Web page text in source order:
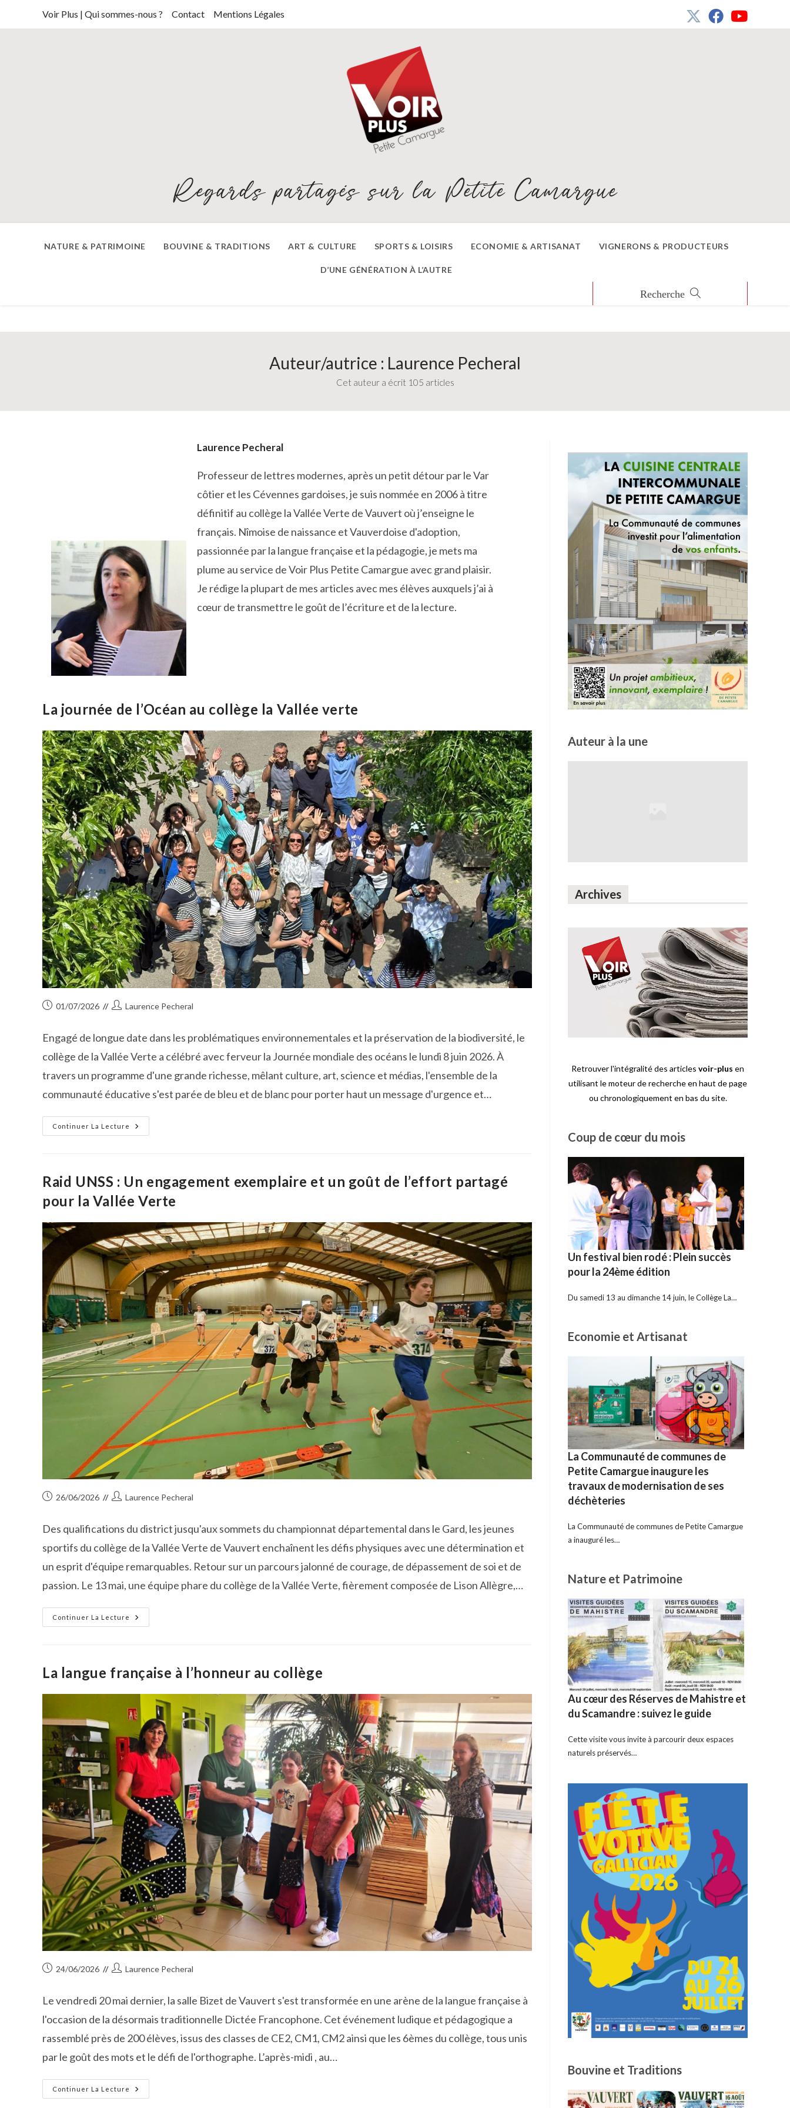
Voir Plus | Qui sommes-nous ? Contact Mentions Légales
Regards partagés sur la Petite Camargue
NATURE & PATRIMOINE BOUVINE & TRADITIONS ART & CULTURE SPORTS & LOISIRS ECONOMIE & ARTISANAT VIGNERONS & PRODUCTEURS
D’UNE GÉNÉRATION À L’AUTRE
Auteur/autrice : Laurence Pecheral
Cet auteur a écrit 105 articles
Laurence Pecheral
Professeur de lettres modernes, après un petit détour par le Var
côtier et les Cévennes gardoises, je suis nommée en 2006 à titre
définitif au collège la Vallée Verte de Vauvert où j’enseigne le
français. Nîmoise de naissance et Vauverdoise d'adoption,
passionnée par la langue française et la pédagogie, je mets ma
plume au service de Voir Plus Petite Camargue avec grand plaisir.
Je rédige la plupart de mes articles avec mes élèves auxquels j’ai à
cœur de transmettre le goût de l’écriture et de la lecture.
La journée de l’Océan au collège la Vallée verte
Publication
01/07/2026
Auteur/autrice
publication :
Laurence Pecheral
Engagé de longue date dans les problématiques environnementales et la préservation de la biodiversité, le
collège de la Vallée Verte a célébré avec ferveur la Journée mondiale des océans le lundi 8 juin 2026. À
travers un programme d'une grande richesse, mêlant culture, art, science et médias, l'ensemble de la
communauté éducative s'est parée de bleu et de blanc pour porter haut un message d'urgence et…
Continuer La Lecture
La
Journée
La
Vallée
Raid UNSS : Un engagement exemplaire et un goût de l’effort partagé
pour la Vallée Verte
Publication
26/06/2026
Auteur/autrice
publication :
Laurence Pecheral
Des qualifications du district jusqu'aux sommets du championnat départemental dans le Gard, les jeunes
sportifs du collège de la Vallée Verte de Vauvert enchaînent les défis physiques avec une détermination et
un esprit d'équipe remarquables. Retour sur un parcours jalonné de courage, de dépassement de soi et de
passion. Le 13 mai, une équipe phare du collège de la Vallée Verte, fièrement composée de Lison Allègre,…
Continuer La Lecture
Raid
UNSS
Un
Goût
L’effort
Partagé
Pour
La
Vallée
Verte
La langue française à l’honneur au collège
Publication
24/06/2026
Auteur/autrice
publication :
Laurence Pecheral
Le vendredi 20 mai dernier, la salle Bizet de Vauvert s'est transformée en une arène de la langue française à
l'occasion de la désormais traditionnelle Dictée Francophone. Cet événement ludique et pédagogique a
rassemblé près de 200 élèves, issus des classes de CE2, CM1, CM2 ainsi que les 6èmes du collège, tous unis
par le goût des mots et le défi de l'orthographe. L’après-midi , au…
Continuer La Lecture
La
Langue
Auteur à la une
Archives
Retrouver l'intégralité des articles voir-plus en
utilisant le moteur de recherche en haut de page
ou chronologiquement en bas du site.
Coup de cœur du mois
Un festival bien rodé : Plein succès
pour la 24ème édition
Du samedi 13 au dimanche 14 juin, le Collège La…
Economie et Artisanat
La Communauté de communes de
Petite Camargue inaugure les
travaux de modernisation de ses
déchèteries
La Communauté de communes de Petite Camargue
a inauguré les…
Nature et Patrimoine
Au cœur des Réserves de Mahistre et
du Scamandre : suivez le guide
Cette visite vous invite à parcourir deux espaces
naturels préservés…
Bouvine et Traditions